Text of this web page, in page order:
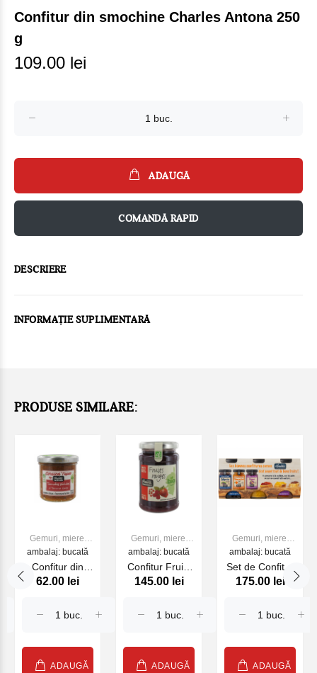
Confitur din smochine Charles Antona 250
g
109.00 lei
ADAUGĂ
COMANDĂ RAPID
DESCRIERE
INFORMAȚIE SUPLIMENTARĂ
PRODUSE SIMILARE:
Gemuri, miere,
dulceata
ambalaj: bucată
Confitur din
tomate verzi
110 g
62.00 lei
ADAUGĂ
Gemuri, miere,
dulceata
ambalaj: bucată
Confitur Fruits
Rouges
350 g
145.00 lei
ADAUGĂ
Gemuri, miere,
dulceata
ambalaj: bucată
Set de Confitur
Charles Antona
175.00 lei
ADAUGĂ